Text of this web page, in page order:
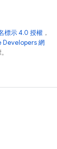
標示 4.0 授權 ，
Developers 網